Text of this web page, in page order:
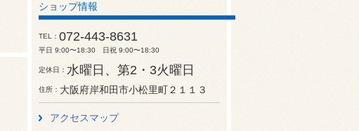
ショップ情報
TEL 072-443-8631
平日 9:00〜18:30 日祝 9:00〜18:30
定休日 水曜日、第2・3火曜日
住所 大阪府岸和田市小松里町２１１３
アクセスマップ